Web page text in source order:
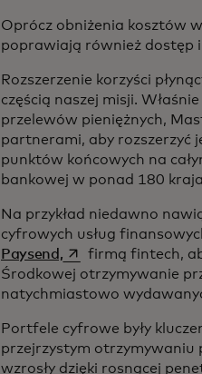
Oprócz obniżenia kosztów
poprawiają również dostęp
Rozszerzenie korzyści
częścią naszej misji.
przelewów pieniężnych,
partnerami, aby rozszerzyć
punktów końcowych na
bankowej w ponad 180
Na przykład niedawno
cyfrowych usług
Paysend,opens in a new tab
firmą fintech,
Środkowej otrzymywanie
natychmiastowo
Portfele cyfrowe były
przejrzystym otrzymywaniu
wzrosły dzięki rosnącej